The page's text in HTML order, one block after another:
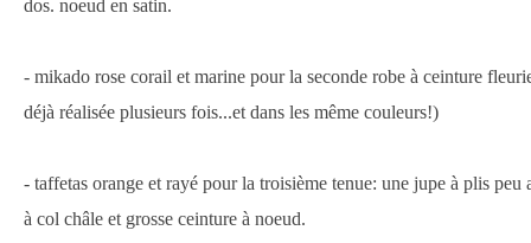
dos. noeud en satin.
- mikado rose corail et marine pour la seconde robe à ceinture
déjà réalisée plusieurs fois...et dans les même couleurs!)
- taffetas orange et rayé pour la troisième tenue: une jupe à plis peu
à col châle et grosse ceinture à noeud.